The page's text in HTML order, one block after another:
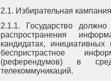
2.1. Избирательная
2.1.1. Государство
распространения
кандидатах,
беспристрастное
(референдумов) в
телекоммуникаций.